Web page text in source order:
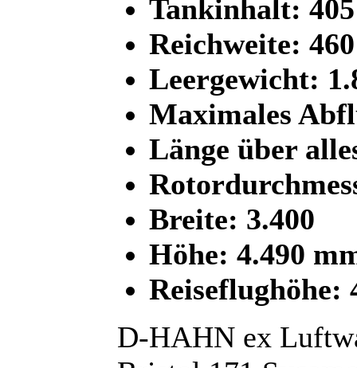
Tankinhalt:
Reichweite:
Leergewicht:
Maximales
Länge über
Breite: 3.400
Höhe: 4.490
Reiseflughöhe:
D-HAHN ex